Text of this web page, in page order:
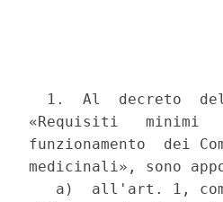
1.  Al  decreto
«Requisiti
funzionamento  dei
medicinali», sono
a)  all'art. 1,